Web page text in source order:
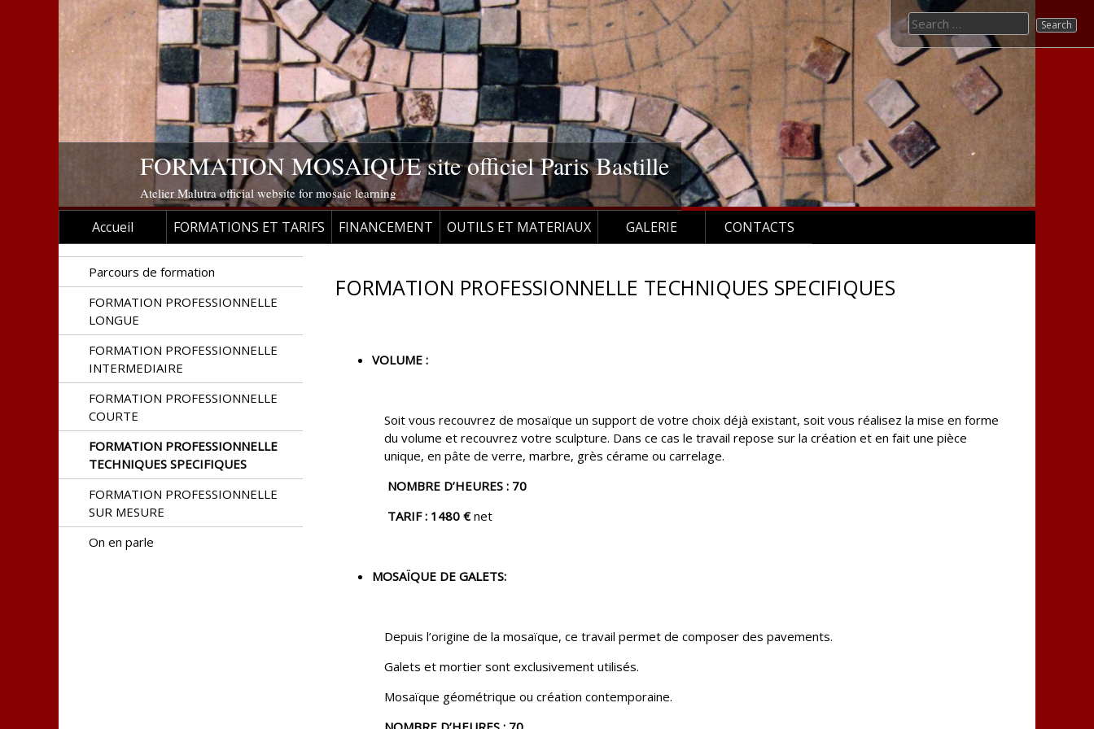
Search for:
FORMATION MOSAIQUE site officiel Paris Bastille
Atelier Malutra official website for mosaic learning
Skip to content
Accueil FORMATIONS ET TARIFS FINANCEMENT OUTILS ET MATERIAUX GALERIE CONTACTS
FORMATION PROFESSIONNELLE TECHNIQUES SPECIFIQUES
VOLUME :
Soit vous recouvrez de mosaïque un support de votre choix déjà existant, soit vous réalisez la mise en forme
du volume et recouvrez votre sculpture. Dans ce cas le travail repose sur la création et en fait une pièce
unique, en pâte de verre, marbre, grès cérame ou carrelage.
NOMBRE D’HEURES : 70
TARIF : 1480 €net
MOSAÏQUE DE GALETS:
Depuis l’origine de la mosaïque, ce travail permet de composer des pavements.
Galets et mortier sont exclusivement utilisés.
Mosaïque géométrique ou création contemporaine.
Parcours de formation
FORMATION PROFESSIONNELLE
LONGUE
FORMATION PROFESSIONNELLE
INTERMEDIAIRE
FORMATION PROFESSIONNELLE
COURTE
FORMATION PROFESSIONNELLE
TECHNIQUES SPECIFIQUES
FORMATION PROFESSIONNELLE
SUR MESURE
On en parle